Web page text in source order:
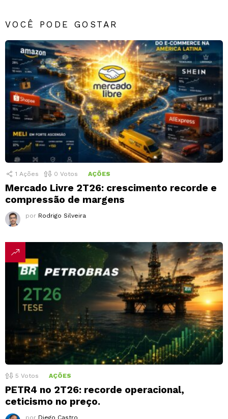
VOCÊ PODE GOSTAR
1 Ações 0 Votos AÇÕES
Mercado Livre 2T26: crescimento recorde e
compressão de margens
por Rodrigo Silveira
5 Votos AÇÕES
PETR4 no 2T26: recorde operacional,
ceticismo no preço.